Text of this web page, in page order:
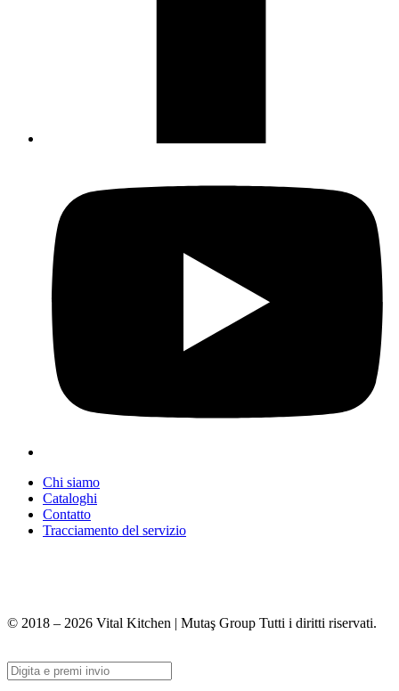
Chi siamo
Cataloghi
Contatto
Tracciamento del servizio
© 2018 – 2026 Vital Kitchen | Mutaş Group Tutti i diritti riservati.